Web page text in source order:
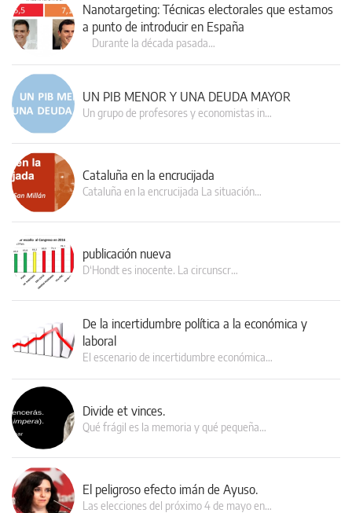
Nanotargeting: Técnicas electorales que estamos
a punto de introducir en España
Durante la década pasada…
UN PIB MENOR Y UNA DEUDA MAYOR
Un grupo de profesores y economistas in…
Cataluña en la encrucijada
Cataluña en la encrucijada La situación…
publicación nueva
D‘Hondt es inocente. La circunscr…
De la incertidumbre política a la económica y
laboral
El escenario de incertidumbre económica…
Divide et vinces.
Qué frágil es la memoria y qué pequeña…
El peligroso efecto imán de Ayuso.
Las elecciones del próximo 4 de mayo en…